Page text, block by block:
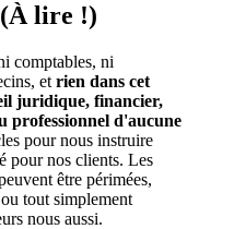
lire !)
comptables, ni
et rien dans cet
juridique, financier,
professionnel d'aucune
pour nous instruire
pour nos clients. Les
être périmées,
tout simplement
nous aussi.